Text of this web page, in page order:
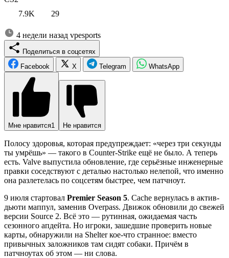
7.9K
29
4 недели назад vpesports
Поделиться в соцсетях
Facebook
X Telegram WhatsApp
Мне нравится1 Не нравится
Полосу здоровья, которая предупреждает: «через три секунды
ты умрёшь» — такого в Counter-Strike ещё не было. А теперь
есть. Valve выпустила обновление, где серьёзные инженерные
правки соседствуют с деталью настолько нелепой, что именно
она разлетелась по соцсетям быстрее, чем патчноут.
9 июля стартовал Premier Season 5. Cache вернулась в актив-
дьюти маппул, заменив Overpass. Движок обновили до свежей
версии Source 2. Всё это — рутинная, ожидаемая часть
сезонного апдейта. Но игроки, зашедшие проверить новые
карты, обнаружили на Shelter кое-что странное: вместо
привычных заложников там сидят собаки. Причём в
патчноутах об этом — ни слова.